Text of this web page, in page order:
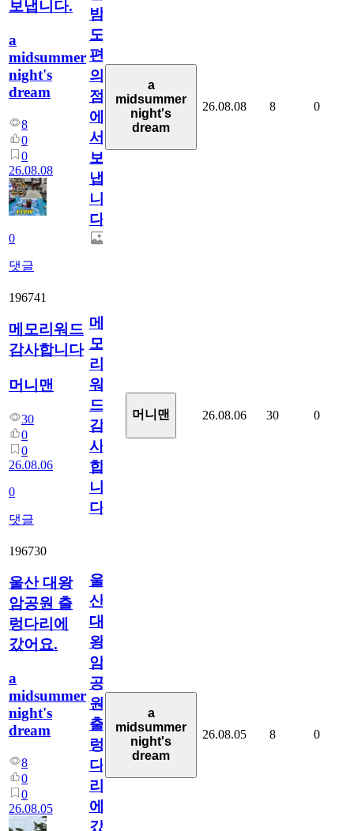
보냅니다.
a
midsummer
night's
dream
8
0
0
26.08.08
0
댓글
밤
도
편
의
점
에
서
보
냅
니
다.
a
midsummer
night's
dream
26.08.08 8 0
196741
메모리워드
감사합니다
머니맨
30
0
0
26.08.06
0
댓글
메
모
리
워
드
감
사
합
니
다
머니맨 26.08.06 30 0
196730
울산 대왕
암공원 출
렁다리에
갔어요.
a
midsummer
night's
dream
8
0
0
26.08.05
울
산
대
왕
암
공
원
출
렁
다
리
에
갔
a
midsummer
night's
dream
26.08.05 8 0